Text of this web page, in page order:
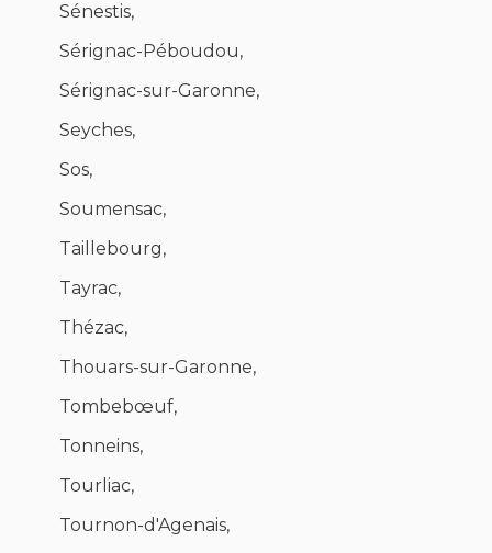
Sénestis,
Sérignac-Péboudou,
Sérignac-sur-Garonne,
Seyches,
Sos,
Soumensac,
Taillebourg,
Tayrac,
Thézac,
Thouars-sur-Garonne,
Tombebœuf,
Tonneins,
Tourliac,
Tournon-d'Agenais,